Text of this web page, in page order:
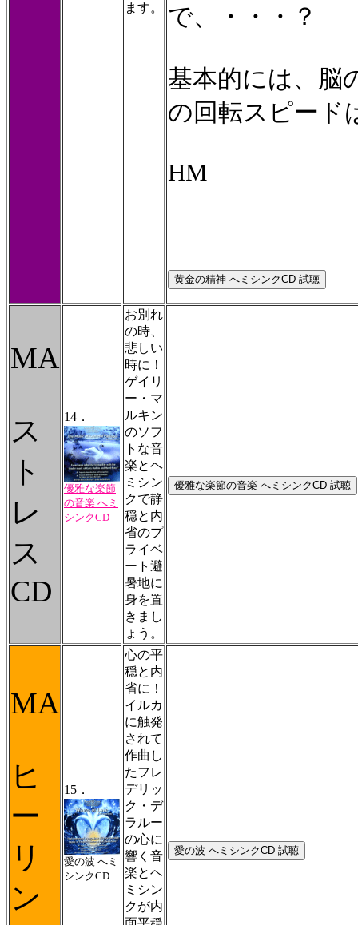
ます。
で、・・・？
基本的には、脳
の回転スピード
HM
MA
ス
ト
レ
ス
CD
14．
優雅な楽節
の音楽 へミ
シンクCD
お別れ
の時、
悲しい
時に！
ゲイリ
ー・マ
ルキン
のソフ
トな音
楽とヘ
ミシン
クで静
穏と内
省のプ
ライベ
ート避
暑地に
身を置
きまし
ょう。
MA
ヒ
ー
リ
ン
15．
愛の波 へミ
シンクCD
心の平
穏と内
省に！
イルカ
に触発
されて
作曲し
たフレ
デリッ
ク・デ
ラルー
の心に
響く音
楽とヘ
ミシン
クが内